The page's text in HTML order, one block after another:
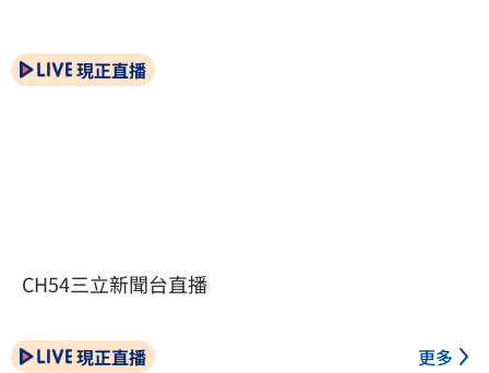
現正直播
CH54三立新聞台直播
現正直播 更多